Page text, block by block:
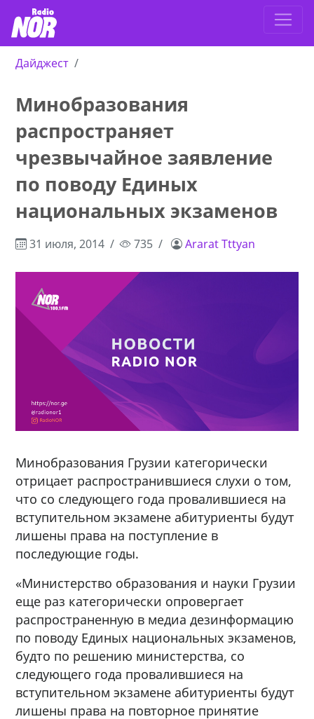
Дайджест
Минобразования
распространяет
чрезвычайное заявление
по поводу Единых
национальных экзаменов
31 июля, 2014 735 Ararat Tttyan
Минобразования Грузии категорически
отрицает распространившиеся слухи о том,
что со следующего года провалившиеся на
вступительном экзамене абитуриенты будут
лишены права на поступление в
последующие годы.
«Министерство образования и науки Грузии
еще раз категорически опровергает
распространенную в медиа дезинформацию
по поводу Единых национальных экзаменов,
будто по решению министерства, со
следующего года провалившиеся на
вступительном экзамене абитуриенты будут
лишены права на повторное принятие